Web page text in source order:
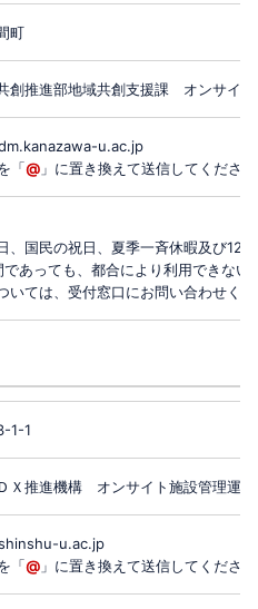
町
推進部地域共創支援課 オンサイト
u.ac.jp
「@ 」に置き換えて送信してくださ
、国民の祝日、夏季一斉休暇及び12
あっても、都合により利用できない
いては、受付窓口にお問い合わせく
1-1
Ｘ推進機構 オンサイト施設管理運
u.ac.jp
「@ 」に置き換えて送信してくださ